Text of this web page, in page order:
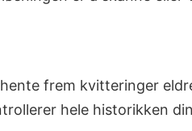
frem kvitteringer
hele historikken